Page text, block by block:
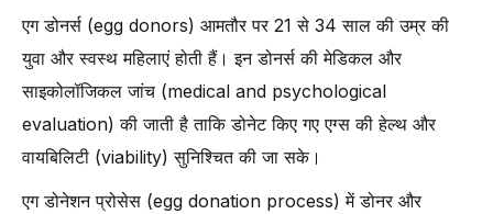
एग डोनर्स (egg donors) आमतौर पर 21 से 34 साल की उम्र की
युवा और स्वस्थ महिलाएं होती हैं। इन डोनर्स की मेडिकल और
साइकोलॉजिकल जांच (medical and psychological
evaluation) की जाती है ताकि डोनेट किए गए एग्स की हेल्थ और
वायबिलिटी (viability) सुनिश्चित की जा सके।
एग डोनेशन प्रोसेस (egg donation process) में डोनर और